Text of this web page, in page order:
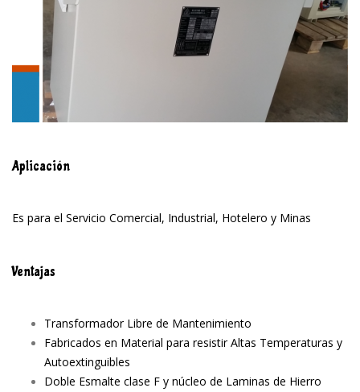
Aplicación
Es para el Servicio Comercial, Industrial, Hotelero y Minas
Ventajas
Transformador Libre de Mantenimiento
Fabricados en Material para resistir Altas Temperaturas y
Autoextinguibles
Doble Esmalte clase F y núcleo de Laminas de Hierro